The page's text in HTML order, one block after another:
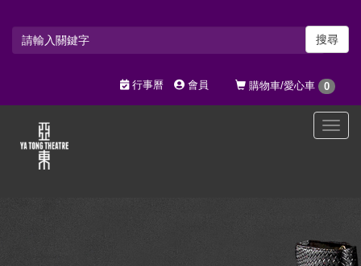
搜尋
購物車/愛心車 0
行事曆 會員
選